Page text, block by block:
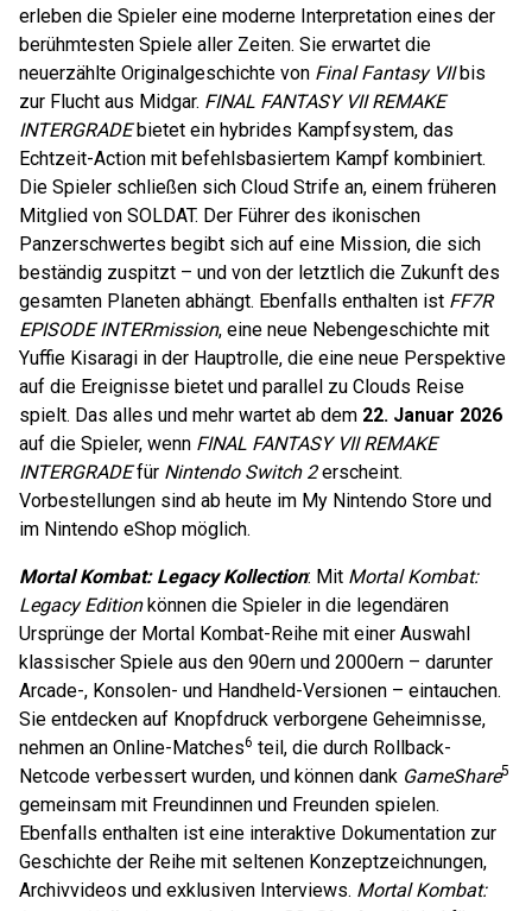
erleben die Spieler eine moderne Interpretation eines der
berühmtesten Spiele aller Zeiten. Sie erwartet die
neuerzählte Originalgeschichte von Final Fantasy VIIbis
zur Flucht aus Midgar. FINAL FANTASY VII REMAKE
INTERGRADEbietet ein hybrides Kampfsystem, das
Echtzeit-Action mit befehlsbasiertem Kampf kombiniert.
Die Spieler schließen sich Cloud Strife an, einem früheren
Mitglied von SOLDAT. Der Führer des ikonischen
Panzerschwertes begibt sich auf eine Mission, die sich
beständig zuspitzt – und von der letztlich die Zukunft des
gesamten Planeten abhängt. Ebenfalls enthalten ist FF7R
EPISODE INTERmission, eine neue Nebengeschichte mit
Yuffie Kisaragi in der Hauptrolle, die eine neue Perspektive
auf die Ereignisse bietet und parallel zu Clouds Reise
spielt. Das alles und mehr wartet ab dem 22. Januar 2026
auf die Spieler, wenn FINAL FANTASY VII REMAKE
INTERGRADEfür Nintendo Switch 2erscheint.
Vorbestellungen sind ab heute im My Nintendo Store und
im Nintendo eShop möglich.
Mortal Kombat: Legacy Kollection: Mit Mortal Kombat:
Legacy Editionkönnen die Spieler in die legendären
Ursprünge der Mortal Kombat-Reihe mit einer Auswahl
klassischer Spiele aus den 90ern und 2000ern – darunter
Arcade-, Konsolen- und Handheld-Versionen – eintauchen.
Sie entdecken auf Knopfdruck verborgene Geheimnisse,
nehmen an Online-Matches6 teil, die durch Rollback-
Netcode verbessert wurden, und können dank GameShare5
gemeinsam mit Freundinnen und Freunden spielen.
Ebenfalls enthalten ist eine interaktive Dokumentation zur
Geschichte der Reihe mit seltenen Konzeptzeichnungen,
Archivvideos und exklusiven Interviews. Mortal Kombat: